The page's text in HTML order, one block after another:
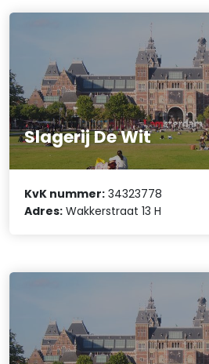
Slagerij De Wit
KvK nummer: 34323778
Adres: Wakkerstraat 13 H